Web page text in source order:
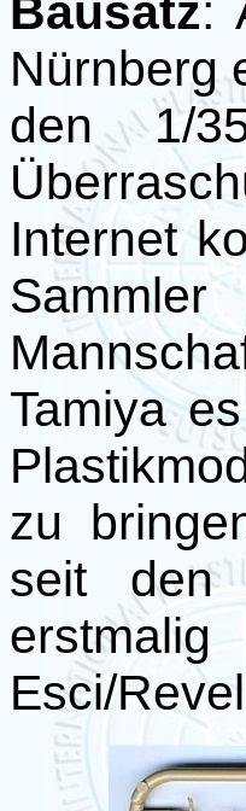
Bausatz:
Nürnberg
den 1/
Internet
Tamiya
zu
seit den
Esci/